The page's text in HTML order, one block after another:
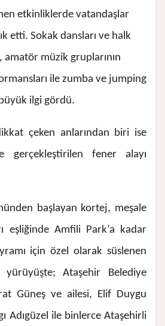
etkinliklerde vatandaşlar
etti. Sokak dansları ve halk
amatör müzik gruplarının
ile zumba ve jumping
ilgi gördü.
çeken anlarından biri ise
gerçekleştirilen fener alayı
başlayan kortej, meşale
eşliğinde Amfili Park’a kadar
için özel olarak süslenen
yürüyüşte; Ataşehir Belediye
Güneş ve ailesi, Elif Duygu
Adıgüzel ile binlerce Ataşehirli